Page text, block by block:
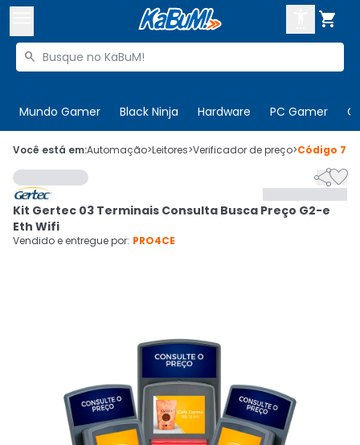

Buscar produtos

Mundo Gamer Black Ninja Hardware PC Gamer
 Olá. Acesse sua conta
 Departamentos
Cupons
CADASTRE-SE
Você está em:Automação>Leitores>Verificador de preço>Código

Kit Gertec 03 Terminais Consulta Busca Preço G2-e
Eth Wifi
Vendido e entregue por: PRO4CE